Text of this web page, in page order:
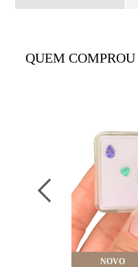
QUEM COMPROU
NOVO